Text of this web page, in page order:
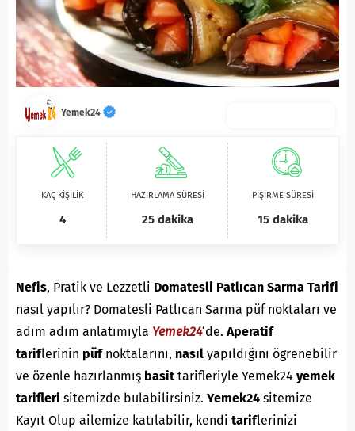
Yemek24
KAÇ KİŞİLİK
4
HAZIRLAMA SÜRESİ
25 dakika
PİŞİRME SÜRESİ
15 dakika
Nefis, Pratik ve Lezzetli Domatesli Patlıcan Sarma Tarifi
nasıl yapılır? Domatesli Patlıcan Sarma püf noktaları ve
adım adım anlatımıyla Yemek24‘de. Aperatif
tariflerinin püfnoktalarını, nasıl yapıldığını ögrenebilir
ve özenle hazırlanmış basittarifleriyle Yemek24 yemek
tarifleri sitemizde bulabilirsiniz. Yemek24 sitemize
Kayıt Olup ailemize katılabilir, kendi tariflerinizi